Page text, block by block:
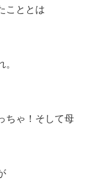
こととは
ちゃ！そして母